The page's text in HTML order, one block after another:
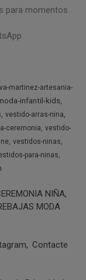
para momentos
martinez-artesania-
infantil-kids
vestido-arras-nina
ceremonia vestido-
vestidos-ninas
para-ninas
NIÑA
MODA
Contacte